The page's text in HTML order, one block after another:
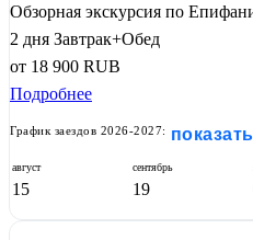
Обзорная экскурсия по
2 дня Завтрак+Обед
от 18 900 RUB
Подробнее
График заездов 2026-2027:
август
15
сентябрь
19